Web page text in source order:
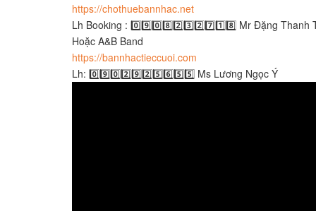
https://chothuebannhac.net
Lh Booking : 0️⃣9️⃣0️⃣8️⃣2️⃣3️⃣2️⃣7️⃣1️⃣8️⃣ Mr Đặng Thanh
Hoặc A&B Band
https://bannhactieccuoi.com
Lh: 0️⃣9️⃣0️⃣2️⃣9️⃣2️⃣5️⃣6️⃣5️⃣5️⃣ Ms Lương Ngọc Ý